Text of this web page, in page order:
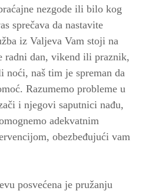
nezgode ili bilo kog
sprečava da nastavite
iz Valjeva Vam stoji na
radni dan, vikend ili praznik,
noći, naš tim je spreman da
Razumemo probleme u
i njegovi saputnici nađu,
adekvatnim
obezbeđujući vam
posvećena je pružanju